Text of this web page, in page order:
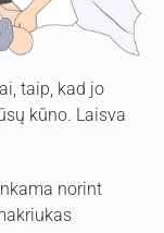
taip, kad jo
kūno. Laisva
norint